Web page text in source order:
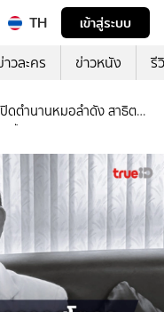
TH
เข้าสู่ระบบ
าวละคร ข่าวหนัง รี
ปิดตำนานหมอลำดัง สาธิต
ปี